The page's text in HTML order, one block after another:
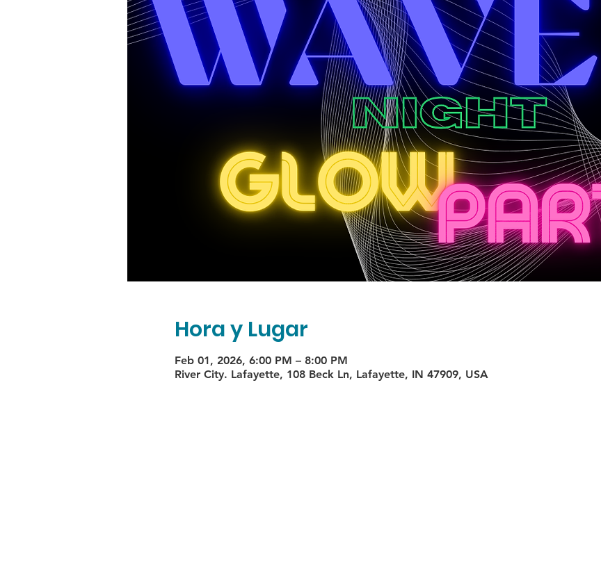
Hora y Lugar
Feb 01, 2026, 6:00 PM – 8:00 PM
River City. Lafayette, 108 Beck Ln, Lafayette, IN 47909, USA